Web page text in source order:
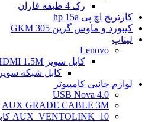
رک 4 طبقه فاران
کارتریج اچ پی hp 15a
کیبورد و ماوس گرین GKM 305
لپتاپ
Lenovo
کابل سویز Swizz HDMI 1.5M
کابل شبکه سویز Swizz CAT6 3M
لوازم جانبی کامپیوتر
4.0 USB Nova
AUX GRADE CABLE 3M
AUX_VENTOLINK_10 کابل